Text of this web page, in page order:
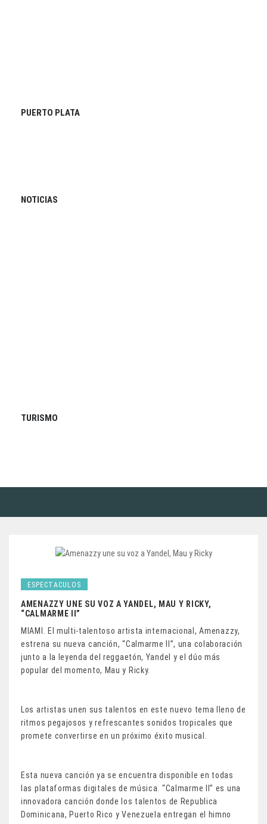
PUERTO PLATA
NOTICIAS
TURISMO
ESPECTACULOS
AMENAZZY UNE SU VOZ A YANDEL, MAU Y RICKY,
“CALMARME II”
MIAMI. El multi-talentoso artista internacional, Amenazzy,
estrena su nueva canción, “Calmarme II”, una colaboración
junto a la leyenda del reggaetón, Yandel y el dúo más
popular del momento, Mau y Ricky.
Los artistas unen sus talentos en este nuevo tema lleno de
ritmos pegajosos y refrescantes sonidos tropicales que
promete convertirse en un próximo éxito musical.
Esta nueva canción ya se encuentra disponible en todas
las plataformas digitales de música. “Calmarme II” es una
innovadora canción donde los talentos de Republica
Dominicana, Puerto Rico y Venezuela entregan el himno